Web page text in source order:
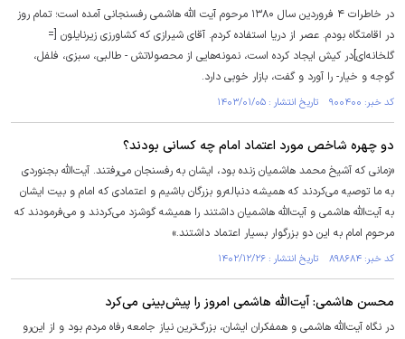
در خاطرات ۴ فروردین سال ۱۳۸۰ مرحوم آیت الله هاشمی رفسنجانی آمده است؛ تمام روز
در اقامتگاه بودم. عصر از دریا استفاده کردم. آقای شیرازی که کشاورزی زیرنایلون [=
گلخانه‌ای]در کیش ایجاد کرده است، نمونه‌هایی از محصولاتش - طالبی، سبزی، فلفل،
گوجه و خیار- را آورد و گفت، بازار خوبی دارد.
کد خبر: ۹۰۰۴۰۰ تاریخ انتشار : ۱۴۰۳/۰۱/۰۵
دو چهره شاخص مورد اعتماد امام چه کسانی بودند؟
«زمانی که آشیخ محمد هاشمیان زنده بود، ایشان به رفسنجان می‌رفتند. آیت‌الله بجنوردی
به ما توصیه می‌کردند که همیشه دنباله‌رو بزرگان باشیم و اعتمادی که امام و بیت ایشان
به آیت‌الله هاشمی و آیت‌الله هاشمیان داشتند را همیشه گوشزد می‌کردند و می‌فرمودند که
مرحوم امام به این دو بزرگوار بسیار اعتماد داشتند.»
کد خبر: ۸۹۸۶۸۴ تاریخ انتشار : ۱۴۰۲/۱۲/۲۶
محسن هاشمی: آیت‌الله هاشمی امروز را پیش‌بینی می‌کرد
در نگاه آیت‌الله هاشمی و همفکران ایشان، بزرگ‌ترین نیاز جامعه رفاه مردم بود و از این‌رو